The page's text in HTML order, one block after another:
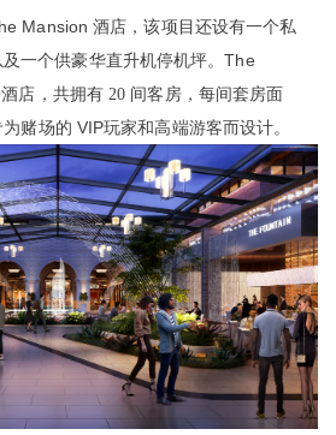
Mansion酒店，该项目还设有一个私
一个供豪华直升机停机坪。The
店，共拥有 20 间客房，每间套房面
为赌场的 VIP玩家和高端游客而设计。